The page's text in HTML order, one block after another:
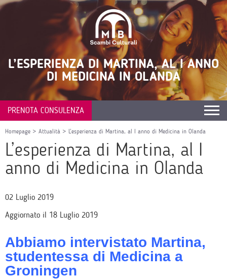
L’ESPERIENZA DI MARTINA, AL I ANNO
DI MEDICINA IN OLANDA
PRENOTA CONSULENZA
Homepage > Attualità > L’esperienza di Martina, al I anno di Medicina in Olanda
L’esperienza di Martina, al I
anno di Medicina in Olanda
02 Luglio 2019
Aggiornato il 18 Luglio 2019
Abbiamo intervistato Martina,
studentessa di Medicina a
Groningen